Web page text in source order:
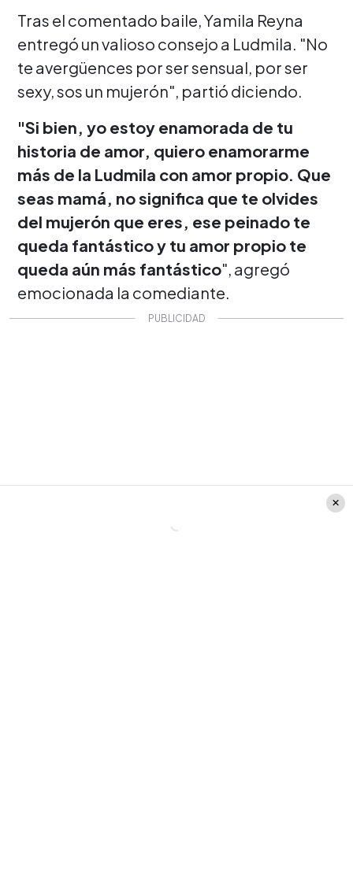
Tras el comentado baile, Yamila Reyna
entregó un valioso consejo a Ludmila. "No
te avergüences por ser sensual, por ser
sexy, sos un mujerón", partió diciendo.
"Si bien, yo estoy enamorada de tu
historia de amor, quiero enamorarme
más de la Ludmila con amor propio. Que
seas mamá, no significa que te olvides
del mujerón que eres, ese peinado te
queda fantástico y tu amor propio te
queda aún más fantástico", agregó
emocionada la comediante.